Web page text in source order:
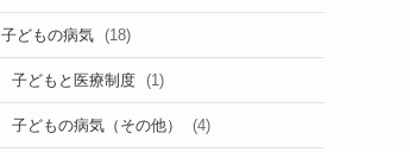
子どもの病気 (18)
子どもと医療制度 (1)
子どもの病気（その他） (4)